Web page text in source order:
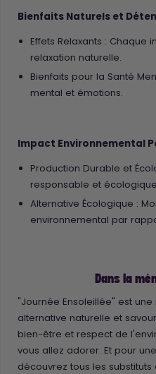
Bienfaits Naturels et
Effets Relaxants : Chaque
relaxation naturelle.
Bienfaits pour la Santé
mental et émotions.
Impact Environnemental
Production Durable et
responsable et
Alternative Écologique :
environnemental par
Dans la
"Journée Ensoleillée" est
alternative naturelle et
bien-être et respect de
vous allez adorer. Et pour
découvrez tous les substituts